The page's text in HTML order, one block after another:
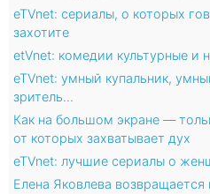
eTVnet: сериалы, о которых
захотите
etVnet: комедии культурные и
eTVnet: умный купальник,
зритель…
Как на большом экране —
от которых захватывает дух
eTVnet: лучшие сериалы о
Елена Яковлева возвращается